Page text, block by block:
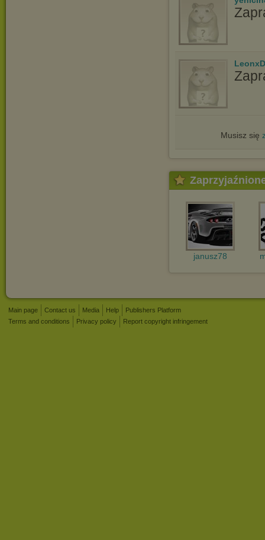
Musisz się
janusz78
Main page Contact us Media Help
Publishers Platform
Terms and conditions
Privacy policy Report copyright infringement